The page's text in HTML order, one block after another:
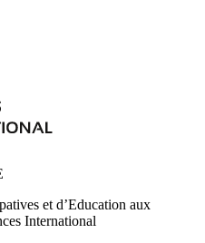
et d’Education aux
International